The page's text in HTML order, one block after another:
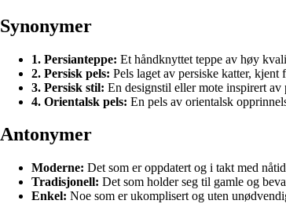
Synonymer
1. Persianteppe: Et håndknyttet teppe av høy
2. Persisk pels: Pels laget av persiske katter,
3. Persisk stil: En designstil eller mote inspirert
4. Orientalsk pels: En pels av orientalsk
Antonymer
Moderne: Det som er oppdatert og i takt med
Tradisjonell: Det som holder seg til gamle og
Enkel: Noe som er ukomplisert og uten